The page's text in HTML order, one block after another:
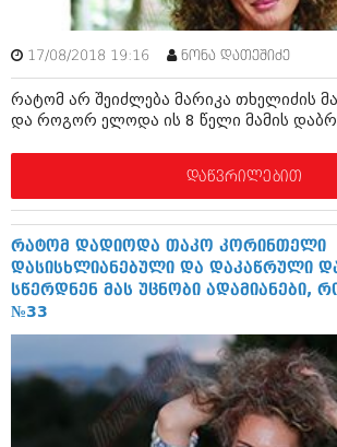
ივნისი 2011 (438)
მაისი 2011 (415)
აპრილი 2011 (294)
მარტი 2011 (654)
თებერვალი 2011 (329)
იანვარი 2011 (647)
ნოემბერი 2010 (422)
სექტემბერი 2010 (449)
აგვისტო 2010 (461)
ივლისი 2010 (556)
ივნისი 2010 (685)
აპრილი 2010 (229)
მარტი 2010 (454)
თებერვალი 2010 (421)
იანვარი 2010 (422)
დეკემბერი 2009 (510)
17/08/2018 19:16 ნონა დათეშიძე
რატომ არ შეიძლება მარიკა თხელიძის
და როგორ ელოდა ის 8 წელი მამის
დაწვრილებით
რატომ დადიოდა თაკო კორინთელი
დასისხლიანებული და დაკაწრული
სწერდნენ მას უცნობი ადამიანები,
№33